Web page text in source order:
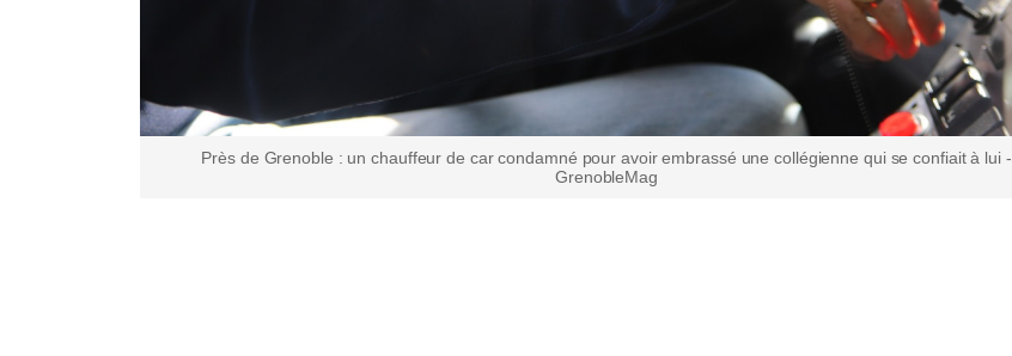
Près de Grenoble : un chauffeur de car condamné pour avoir embrassé une collégienne qui se confiait à lui -
GrenobleMag